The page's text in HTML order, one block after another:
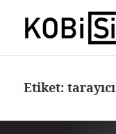
Etiket:tarayıcı